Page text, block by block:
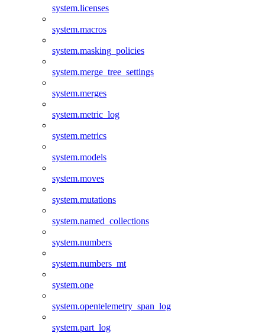
system.licenses
system.macros
system.masking_policies
system.merge_tree_settings
system.merges
system.metric_log
system.metrics
system.models
system.moves
system.mutations
system.named_collections
system.numbers
system.numbers_mt
system.one
system.opentelemetry_span_log
system.part_log